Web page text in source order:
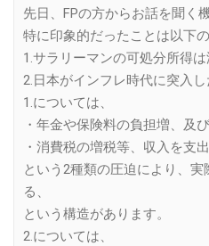
先日、FPの方からお話を聞く
特に印象的だったことは以下の
1.サラリーマンの可処分所得
2.日本がインフレ時代に突入し
1.については、
・年金や保険料の負担増、及
・消費税の増税等、収入を支
という2種類の圧迫により、
る、
という構造があります。
2.については、